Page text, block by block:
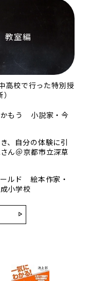
教室編
高校で行った特別授
かもう 小説家・今
、自分の体験に引
ん＠京都市立深草
ルド 絵本作家・
成小学校